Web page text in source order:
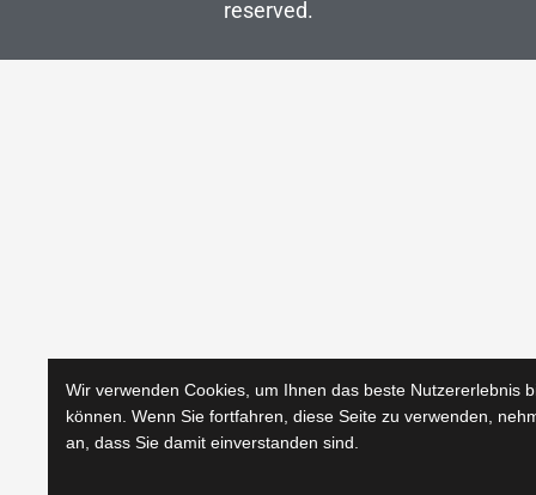
reserved.
Wir verwenden Cookies, um Ihnen das beste Nutzererlebnis
können. Wenn Sie fortfahren, diese Seite zu verwenden,
an, dass Sie damit einverstanden sind.